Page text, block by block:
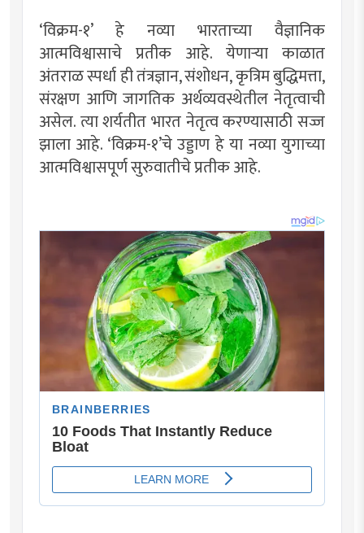
‘विक्रम-१’ हे नव्या भारताच्या वैज्ञानिक
आत्मविश्वासाचे प्रतीक आहे. येणार्‍या काळात
अंतराळ स्पर्धा ही तंत्रज्ञान, संशोधन, कृत्रिम बुद्धिमत्ता,
संरक्षण आणि जागतिक अर्थव्यवस्थेतील नेतृत्वाची
असेल. त्या शर्यतीत भारत नेतृत्व करण्यासाठी सज्ज
झाला आहे. ‘विक्रम-१’चे उड्डाण हे या नव्या युगाच्या
आत्मविश्वासपूर्ण सुरुवातीचे प्रतीक आहे.